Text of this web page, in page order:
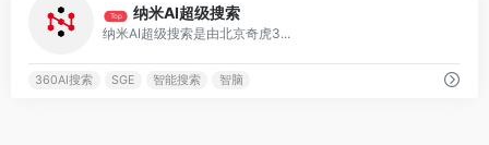
Top 纳米AI超级搜索
纳米AI超级搜索是由北京奇虎3...
360AI搜索 SGE 智能搜索 智脑